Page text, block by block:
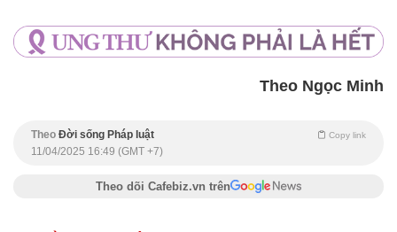
Theo Ngọc Minh
Theo Đời sống Pháp luật Copy link
11/04/2025 16:49 (GMT +7)
Theo dõi Cafebiz.vn trên